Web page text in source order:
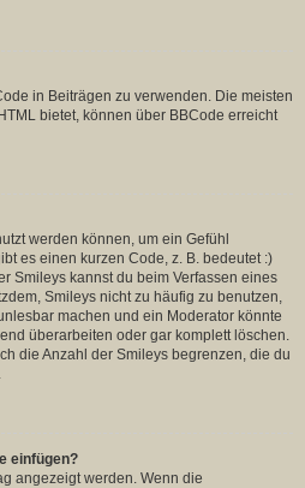
in Beiträgen zu verwenden. Die meisten
bietet, können über BBCode erreicht
werden können, um ein Gefühl
es einen kurzen Code, z. B. bedeutet :)
Smileys kannst du beim Verfassen eines
Smileys nicht zu häufig zu benutzen,
machen und ein Moderator könnte
überarbeiten oder gar komplett löschen.
die Anzahl der Smileys begrenzen, die du
einfügen?
angezeigt werden. Wenn die